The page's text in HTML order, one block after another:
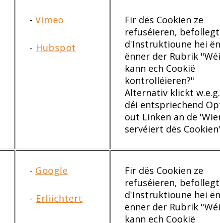
- Vimeo
- Hubspot
Fir dës Cookien ze
refuséieren, befollegt
d'Instruktioune hei
ënner der Rubrik "Wéi
kann ech Cookië
kontrolléieren?"
Alternativ klickt
déi entspriechend
out Linken an de
servéiert dës
- Google
- Erliichtert
Fir dës Cookien ze
refuséieren, befollegt
d'Instruktioune hei
ënner der Rubrik "Wéi
kann ech Cookië